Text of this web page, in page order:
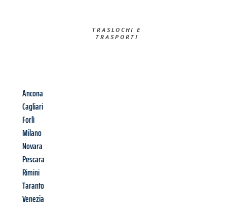
TRASLOCHI E
TRASPORTI​
Ancona
Cagliari
Forlì
Milano
Novara
Pescara
Rimini
Taranto
Venezia